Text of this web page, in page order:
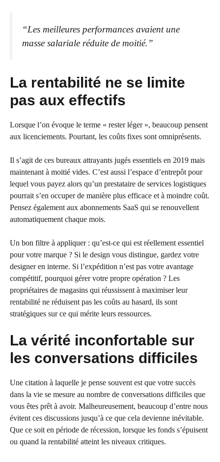
“Les meilleures performances avaient une
masse salariale réduite de moitié.”
La rentabilité ne se limite
pas aux effectifs
Lorsque l’on évoque le terme « rester léger », beaucoup pensent
aux licenciements. Pourtant, les coûts fixes sont omniprésents.
Il s’agit de ces bureaux attrayants jugés essentiels en 2019 mais
maintenant à moitié vides. C’est aussi l’espace d’entrepôt pour
lequel vous payez alors qu’un prestataire de services logistiques
pourrait s’en occuper de manière plus efficace et à moindre coût.
Pensez également aux abonnements SaaS qui se renouvellent
automatiquement chaque mois.
Un bon filtre à appliquer : qu’est-ce qui est réellement essentiel
pour votre marque ? Si le design vous distingue, gardez votre
designer en interne. Si l’expédition n’est pas votre avantage
compétitif, pourquoi gérer votre propre opération ? Les
propriétaires de magasins qui réussissent à maximiser leur
rentabilité ne réduisent pas les coûts au hasard, ils sont
stratégiques sur ce qui mérite leurs ressources.
La vérité inconfortable sur
les conversations difficiles
Une citation à laquelle je pense souvent est que votre succès
dans la vie se mesure au nombre de conversations difficiles que
vous êtes prêt à avoir. Malheureusement, beaucoup d’entre nous
évitent ces discussions jusqu’à ce que cela devienne inévitable.
Que ce soit en période de récession, lorsque les fonds s’épuisent
ou quand la rentabilité atteint les niveaux critiques.